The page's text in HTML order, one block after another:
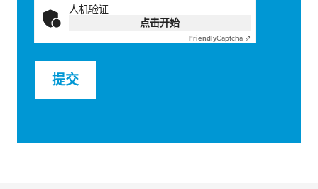
人机验证
点击开始
FriendlyCaptcha ⇗
提交